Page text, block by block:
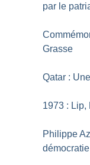
par le
Grasse
Qatar :
1973 : Lip,
Philippe